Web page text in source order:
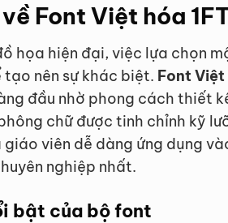
Font Việt hóa
họa hiện đại, việc lựa chọn
nên sự khác biệt. Font Việt
đầu nhờ phong cách thiết
chữ được tinh chỉnh kỹ
giáo viên dễ dàng ứng dụng
nghiệp nhất.
bật của bộ font